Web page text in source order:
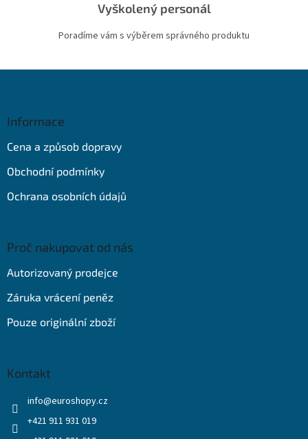
Vyškolený personál
Poradíme vám s výběrem správného produktu
Informace
Cena a způsob dopravy
Obchodní podmínky
Ochrana osobních údajů
Proč nakupovat od nás
Autorizovaný prodejce
Záruka vrácení peněz
Pouze originální zboží
Kontakt
info@euroshopy.cz
+421 911 931 019